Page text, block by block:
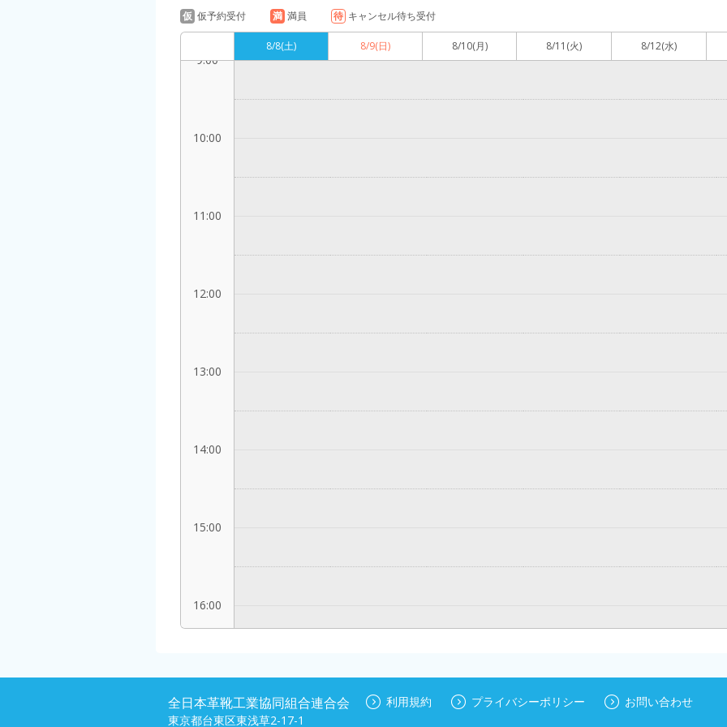
仮 仮予約受付 満 満員 待 キャンセル待ち受付
8/8(土) 8/9(日) 8/10(月) 8/11 (火) 8/12(水)
9:00
10:00
11:00
12:00
13:00
14:00
15:00
16:00
17:00
全日本革靴工業協同組合連合会
東京都台東区東浅草2-17-1
利用規約 プライバシーポリシー お問い合わせ